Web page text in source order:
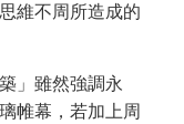
維不周所造成的
」雖然強調永
帷幕，若加上周